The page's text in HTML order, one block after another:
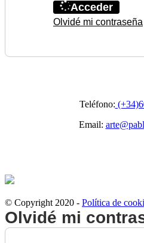
Acceder
Olvidé mi contraseña
Teléfono:
Email:
© Copyright 2020 - Política de
Olvidé mi